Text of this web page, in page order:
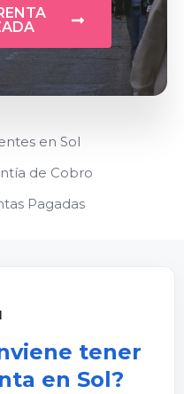
en Sol
de Cobro
Pagadas
tener
en Sol?